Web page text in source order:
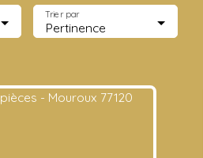
Pertinence
Trier par